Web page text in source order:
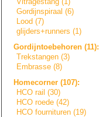
Gordijnspiraal (6)
Lood (7)
glijders+runners (1)
Gordijntoebehoren (11):
Trekstangen (3)
Embrasse (8)
Homecorner (107):
HCO rail (30)
HCO roede (42)
HCO fournituren (19)